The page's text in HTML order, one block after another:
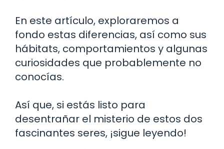
En este artículo, exploraremos a
fondo estas diferencias, así como sus
hábitats, comportamientos y algunas
curiosidades que probablemente no
conocías.
Así que, si estás listo para
desentrañar el misterio de estos dos
fascinantes seres, ¡sigue leyendo!